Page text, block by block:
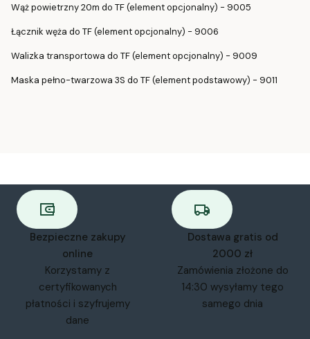
Wąż powietrzny 20m do TF (element opcjonalny) - 9005
Łącznik węża do TF (element opcjonalny) - 9006
Walizka transportowa do TF (element opcjonalny) - 9009
Maska pełno-twarzowa 3S do TF (element podstawowy) - 9011
Bezpieczne zakupy
online
Korzystamy z
certyfikowanych
płatności i szyfrujemy
dane
Dostawa gratis od
2000 zł
Zamówienia złożone do
14:30 wysyłamy tego
samego dnia